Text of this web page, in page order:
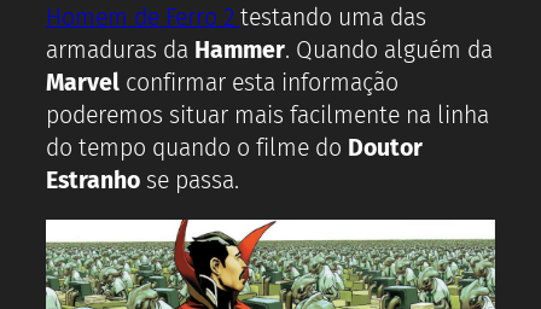
Homem de Ferro 2 testando uma das
armaduras da Hammer. Quando alguém da
Marvelconfirmar esta informação
poderemos situar mais facilmente na linha
do tempo quando o filme do Doutor
Estranhose passa.